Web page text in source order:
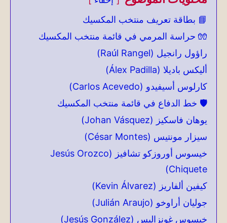
📘 بطاقة تعريف منتخب المكسيك
🧤 حراسة المرمي في قائمة منتخب المكسيك
راؤول رانجيل (Raúl Rangel)
أليكس باديلا (Álex Padilla)
كارلوس أسيفيدو (Carlos Acevedo)
🛡️ خط الدفاع في قائمة منتخب المكسيك
يوهان فاسكيز (Johan Vásquez)
سيزار مونتيس (César Montes)
خيسوس أوروزكو تشافيز (Jesús Orozco
Chiquete)
كيفين ألفاريز (Kevin Álvarez)
جوليان أراوخو (Julián Araujo)
خيسوس غونزاليس (Jesús González)